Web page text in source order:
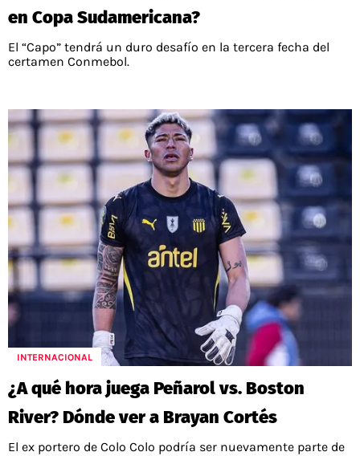
en Copa Sudamericana?
El “Capo” tendrá un duro desafío en la tercera fecha del
certamen Conmebol.
INTERNACIONAL
¿A qué hora juega Peñarol vs. Boston
River? Dónde ver a Brayan Cortés
El ex portero de Colo Colo podría ser nuevamente parte de